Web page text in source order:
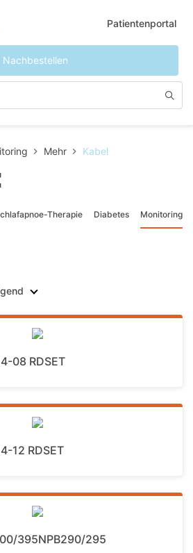
Patientenportal
Nachbestellen
Mehr Kabel
Therapie Diabetes Monitoring
Mehr Details
08 RDSET
Mehr Details
12 RDSET
Mehr Details
395NPB290/295